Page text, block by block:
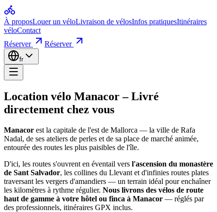
Location vélo Manacor – Livré
Manacor est la capitale de l'est de Mallorca — la ville de Rafa
D'ici, les routes s'étirent vers l'
Comment fonctionne notre livraison à
Choisissez votre vélo et vos dates :
Roulez, puis rendez-le :profitez de la Tramuntana et du littoral. À la
Combien coûte la livraison d'un vélo ?
Utilisez le calculateur de livraison ci-dessus — placez le repère sur
Location vélo Paguera
Circuits vélo Majorque
Cols Majorque
Infos pratiques
Réservation & assurance
Entreprise
À proposLouer un véloLivraison de vélosInfos pratiquesItinéraires
véloContact
Réserver
Réserver
fr
Location vélo Manacor–Livré
directement chez vous
Manacor est la capitale de l'est de Mallorca — la ville de Rafa
Nadal, de ses ateliers de perles et de sa place de marché animée,
entourée des routes les plus paisibles de l'île.
D'ici, les routes s'ouvrent en éventail vers l'ascension du monastère
de Sant Salvador, les collines du Llevant et d'infinies routes plates
traversant les vergers d'amandiers — un terrain idéal pour enchaîner
les kilomètres à rythme régulier. Nous livrons des vélos de route
haut de gamme à votre hôtel ou finca à Manacor — réglés par
des professionnels, itinéraires GPX inclus.